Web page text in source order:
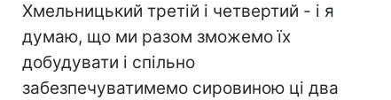
Хмельницький третій і четвертий - і я
думаю, що ми разом зможемо їх
добудувати і спільно
забезпечуватимемо сировиною ці два